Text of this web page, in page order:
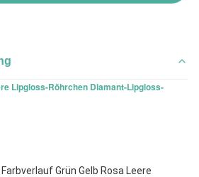
Lipgloss-Röhrchen Diamant-Lipgloss-
Grün Gelb Rosa Leere